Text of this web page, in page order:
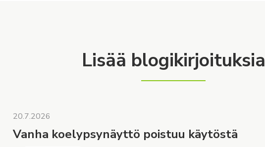
Lisää blogikirjoituksia
20.7.2026
Vanha koelypsynäyttö poistuu käytöstä